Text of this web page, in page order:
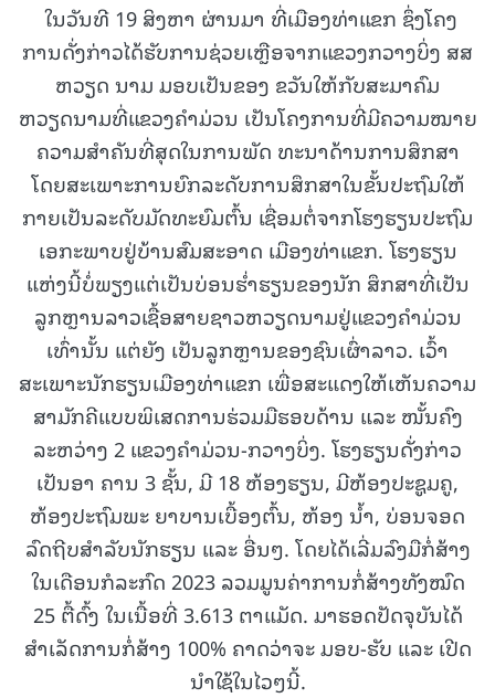
ໃນວັນທີ 19 ສິງຫາ ຜ່ານມາ ທີ່ເມືອງທ່າແຂກ ຊຶ່ງໂຄງ
ການດັ່ງກ່າວໄດ້ຮັບການຊ່ວຍເຫຼືອຈາກແຂວງກວາງບິ່ງ ສສ
ຫວຽດ ນາມ ມອບເປັນຂອງ ຂວັນໃຫ້ກັບສະມາຄົມ
ຫວຽດນາມທີ່ແຂວງຄໍາມ່ວນ ເປັນໂຄງການທີ່ມີຄວາມໝາຍ
ຄວາມສຳຄັນທີ່ສຸດໃນການພັດ ທະນາດ້ານການສຶກສາ
ໂດຍສະເພາະການຍົກລະດັບການສຶກສາໃນຂັ້ນປະຖົມໃຫ້
ກາຍເປັນລະດັບມັດທະຍົມຕົ້ນ ເຊື່ອມຕໍ່ຈາກໂຮງຮຽນປະຖົມ
ເອກະພາບຢູ່ບ້ານສົມສະອາດ ເມືອງທ່າແຂກ. ໂຮງຮຽນ
ແຫ່ງນີ້ບໍ່ພຽງແຕ່ເປັນບ່ອນຮໍ່າຮຽນຂອງນັກ ສຶກສາທີ່ເປັນ
ລູກຫຼານລາວເຊື້ອສາຍຊາວຫວຽດນາມຢູ່ແຂວງຄໍາມ່ວນ
ເທົ່ານັ້ນ ແຕ່ຍັງ ເປັນລູກຫຼານຂອງຊົນເຜົ່າລາວ. ເວົ້າ
ສະເພາະນັກຮຽນເມືອງທ່າແຂກ ເພື່ອສະແດງໃຫ້ເຫັນຄວາມ
ສາມັກຄີແບບພິເສດການຮ່ວມມືຮອບດ້ານ ແລະ ໜັ້ນຄົງ
ລະຫວ່າງ 2 ແຂວງຄໍາມ່ວນ-ກວາງບິ່ງ. ໂຮງຮຽນດັ່ງກ່າວ
ເປັນອາ ຄານ 3 ຊັ້ນ, ມີ 18 ຫ້ອງຮຽນ, ມີຫ້ອງປະຊູມຄູ,
ຫ້ອງປະຖົມພະ ຍາບານເບື້ອງຕົ້ນ, ຫ້ອງ ນໍ້າ, ບ່ອນຈອດ
ລົດຖີບສໍາລັບນັກຮຽນ ແລະ ອື່ນໆ. ໂດຍໄດ້ເລີ່ມລົງມືກໍ່ສ້າງ
ໃນເດືອນກໍລະກົດ 2023 ລວມມູນຄ່າການກໍ່ສ້າງທັງໝົດ
25 ຕື້ດົ້ງ ໃນເນື້ອທີ່ 3.613 ຕາແມັດ. ມາຮອດປັດຈຸບັນໄດ້
ສຳເລັດການກໍ່ສ້າງ 100% ຄາດວ່າຈະ ມອບ-ຮັບ ແລະ ເປີດ
ນຳໃຊ້ໃນໄວໆນີ້.